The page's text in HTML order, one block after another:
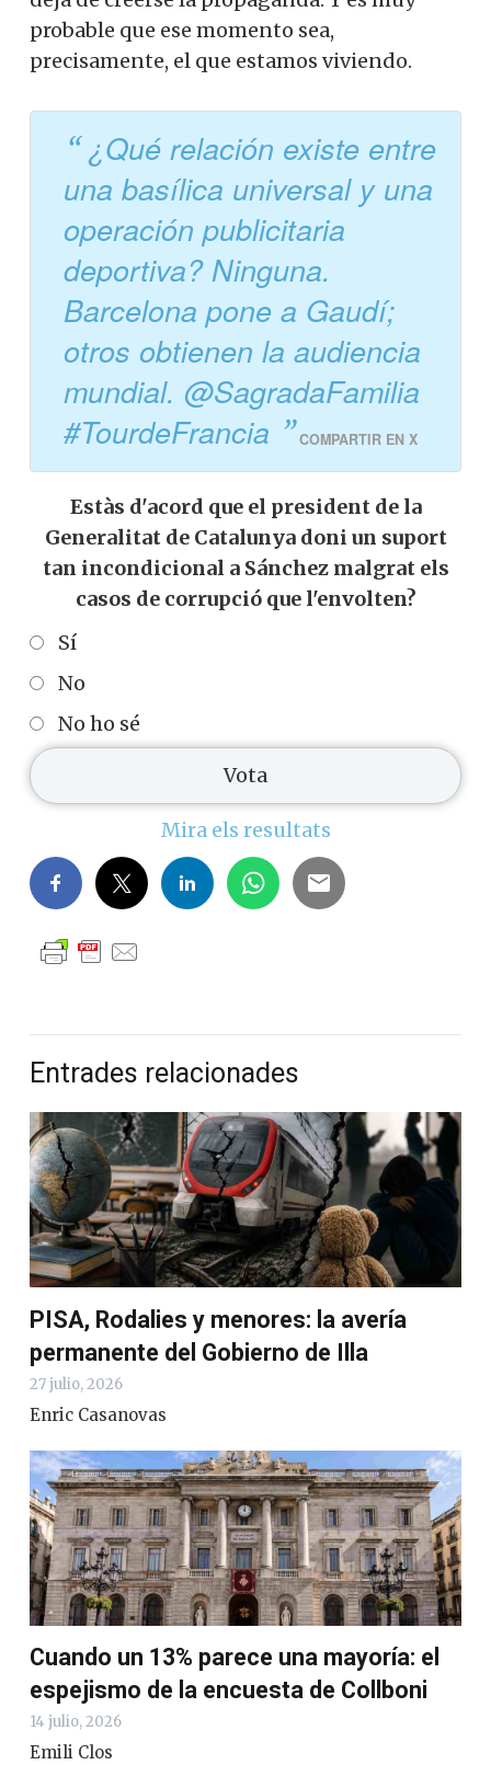
probable que ese momento sea,
precisamente, el que estamos viviendo.
¿Qué relación existe entre
una basílica universal y una
operación publicitaria
deportiva? Ninguna.
Barcelona pone a Gaudí;
otros obtienen la audiencia
mundial. @SagradaFamilia
#TourdeFrancia
COMPARTIR EN X
Estàs d'acord que el president de la
Generalitat de Catalunya doni un suport
tan incondicional a Sánchez malgrat els
casos de corrupció que l'envolten?
Sí
No
No ho sé
Mira els resultats
Entrades relacionades
PISA, Rodalies y menores: la avería
permanente del Gobierno de Illa
27 julio, 2026
Enric Casanovas
Cuando un 13% parece una mayoría: el
espejismo de la encuesta de Collboni
14 julio, 2026
Emili Clos